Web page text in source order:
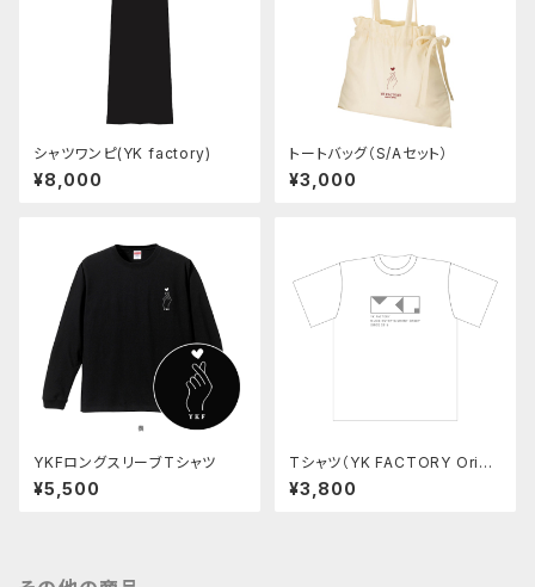
シャツワンピ(YK factory)
¥8,000
トートバッグ（S/Aセット）
¥3,000
YKFロングスリーブTシャツ
¥5,500
Tシャツ（YK FACTORY Origi
nal goods 2020 summer）
¥3,800